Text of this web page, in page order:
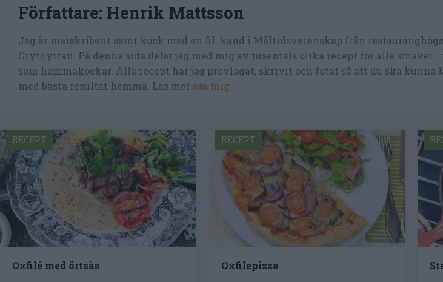
Författare: Henrik Mattsson
Jag är matskribent samt kock med en fil. kand i Måltidsvetenskap från
Grythyttan. På denna sida delar jag med mig av tusentals olika recept för alla smaker -
som hemmakockar. Alla recept har jag provlagat, skrivit och fotat så att du ska kunna
med bästa resultat hemma. Läs mer om mig
Oxfilé med örtsås
RECEPT
Oxfilepizza
RECEPT